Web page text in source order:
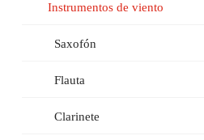
Instrumentos de viento
Saxofón
Flauta
Clarinete